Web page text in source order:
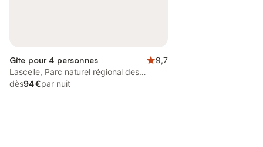
Gîte pour 4 personnes
9,7
Lascelle, Parc naturel régional des
Volcans d'Auvergne
dès94 €par nuit